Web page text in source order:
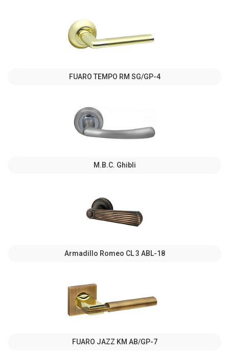
FUARO TEMPO RM SG/GP-4
M.B.C. Ghibli
Armadillo Romeo CL 3 ABL-18
FUARO JAZZ KM AB/GP-7